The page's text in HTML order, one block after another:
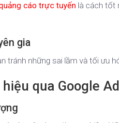
cáo trực tuyến là cách tốt
gia
tránh những sai lầm và tối ưu
qua Google